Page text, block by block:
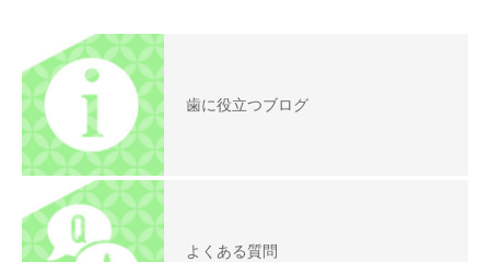
歯に役立つブログ
よくある質問